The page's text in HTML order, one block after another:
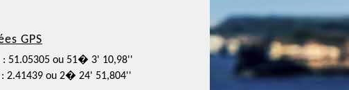
GPS
: 51.05305 ou 51� 3' 10,98''
: 2.41439 ou 2� 24' 51,804''